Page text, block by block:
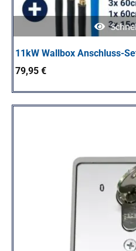
11kW Wallbox Anschluss-
79,95€